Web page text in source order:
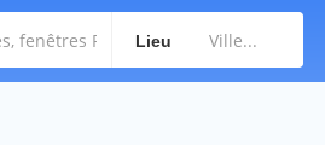
Lieu